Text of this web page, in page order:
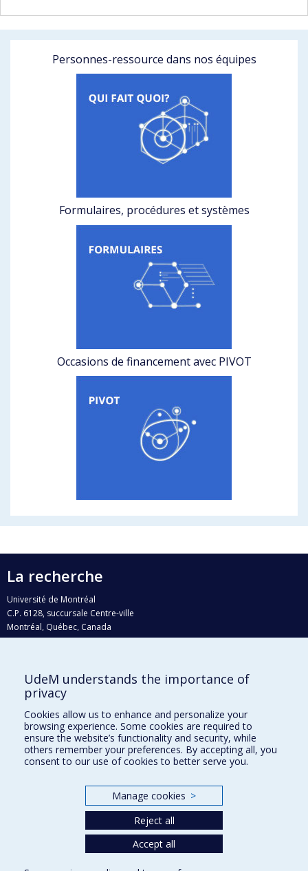
Personnes-ressource dans nos équipes
Formulaires, procédures et systèmes
Occasions de financement avec PIVOT
La recherche
Université de Montréal
C.P. 6128, succursale Centre-ville
Montréal, Québec, Canada
H3C 3J7
Qui fait quoi?
Nous trouver
Plan du site
Accessibilité
UdeM understands the importance of
privacy
Cookies allow us to enhance and personalize your
browsing experience. Some cookies are required to
ensure the website’s functionality and security, while
others remember your preferences. By accepting all, you
consent to our use of cookies to better serve you.
Manage cookies >
Reject all
Accept all